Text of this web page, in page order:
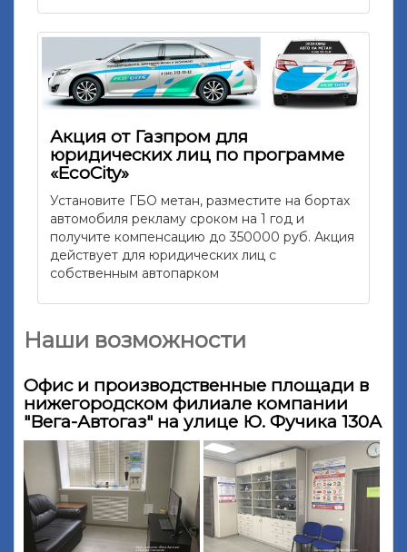
Акция от Газпром для
юридических лиц по программе
«EcoCity»
Установите ГБО метан, разместите на бортах
автомобиля рекламу сроком на 1 год и
получите компенсацию до 350000 руб. Акция
действует для юридических лиц с
собственным автопарком
Наши возможности
Офис и производственные площади в
нижегородском филиале компании
"Вега-Автогаз" на улице Ю. Фучика 130А